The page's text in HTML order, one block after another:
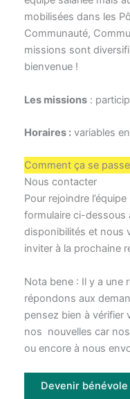
mobilisées dans les
Communauté,
missions sont
bienvenue !
Les missions:
Horaires :variables
Comment ça se
Nous contacter
Pour rejoindre
formulaire ci-
disponibilités et nous
inviter à la prochaine
Nota bene : Il y a une
répondons aux
pensez bien à vérifier
nos nouvelles car
ou encore à nous
Devenir bénévole